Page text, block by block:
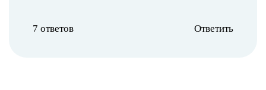
7 ответов Ответить